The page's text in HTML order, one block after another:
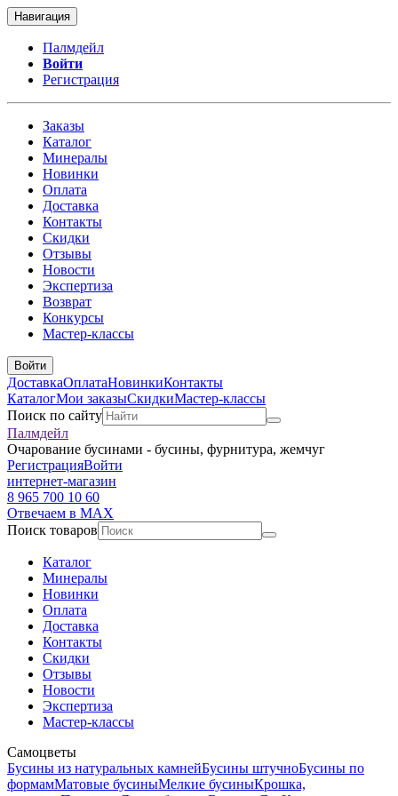
Навигация
Палмдейл
Войти
Регистрация
Заказы
Каталог
Минералы
Новинки
Оплата
Доставка
Контакты
Скидки
Отзывы
Новости
Экспертиза
Возврат
Конкурсы
Мастер-классы
Войти
ДоставкаОплатаНовинкиКонтакты
КаталогМои заказыСкидкиМастер-классы
Поиск по сайту
Палмдейл
Очарование бусинами - бусины, фурнитура, жемчуг
РегистрацияВойти
интернет-магазин
8 965 700 10 60
Отвечаем в MAX
Поиск товаров
Каталог
Минералы
Новинки
Оплата
Доставка
Контакты
Скидки
Отзывы
Новости
Экспертиза
Мастер-классы
Самоцветы
Бусины из натуральных камнейБусины штучноБусины по
формамМатовые бусиныМелкие бусиныКрошка,